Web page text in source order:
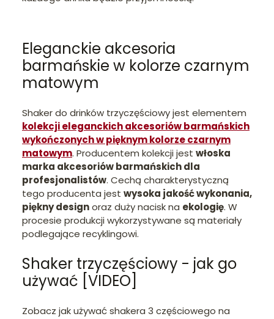
Eleganckie akcesoria
barmańskie w kolorze czarnym
matowym
Shaker do drinków trzyczęściowy jest elementem
kolekcji eleganckich akcesoriów barmańskich
wykończonych w pięknym kolorze czarnym
matowym. Producentem kolekcji jest włoska
marka akcesoriów barmańskich dla
profesjonalistów. Cechą charakterystyczną
tego producenta jest wysoka jakość wykonania,
piękny designoraz duży nacisk na ekologię. W
procesie produkcji wykorzystywane są materiały
podlegające recyklingowi.
Shaker trzyczęściowy - jak go
używać [VIDEO]
Zobacz jak używać shakera 3 częściowego na